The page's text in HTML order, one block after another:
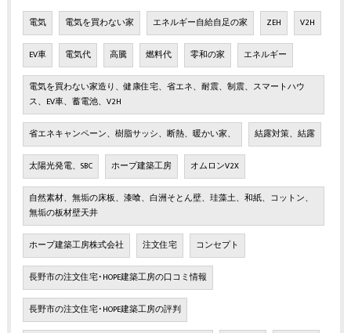
電気 電気を買わない家 エネルギー自給自足の家 ZEH V2H
EV車 電気代 高騰 燃料代 零和の家 エネルギー
電気を買わない家造り、健康住宅、省エネ、耐震、制震、スマートハウ
ス、EV車、蓄電池、V2H
省エネキャンペーン、樹脂サッシ、断熱、暖かい家、 結露対策、結露
太陽光発電、SBC ホープ建築工房 オムロンV2X
自然素材、無垢の床板、漆喰、白洲そとん壁、珪藻土、和紙、コットン、
無垢の板材壁天井
ホープ建築工房株式会社 注文住宅 コンセプト
長野市の注文住宅･HOPE建築工房の口コミ情報
長野市の注文住宅･HOPE建築工房の評判